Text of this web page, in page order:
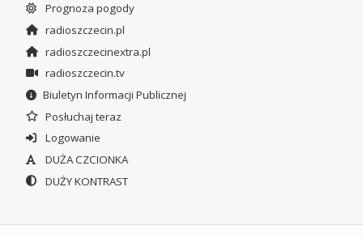
Prognoza pogody
radioszczecin.pl
radioszczecinextra.pl
radioszczecin.tv
Biuletyn Informacji Publicznej
Posłuchaj teraz
Logowanie
DUŻA CZCIONKA
DUŻY KONTRAST